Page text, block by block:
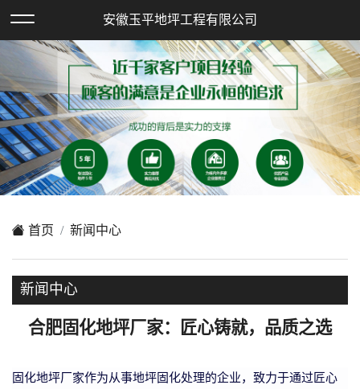
欢迎访问安徽玉平地坪工程有限公司网站！
安徽玉平地坪工程有限公司
首页 新闻中心
新闻中心
合肥固化地坪厂家：匠心铸就，品质之选
固化地坪厂家作为从事地坪固化处理的企业，致力于通过匠心